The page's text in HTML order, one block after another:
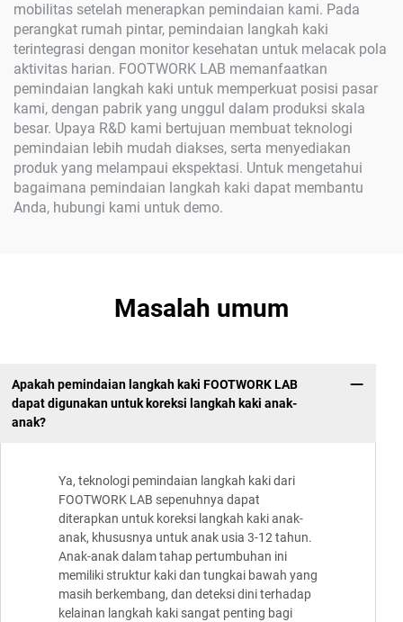
mobilitas setelah menerapkan pemindaian kami. Pada
perangkat rumah pintar, pemindaian langkah kaki
terintegrasi dengan monitor kesehatan untuk melacak pola
aktivitas harian. FOOTWORK LAB memanfaatkan
pemindaian langkah kaki untuk memperkuat posisi pasar
kami, dengan pabrik yang unggul dalam produksi skala
besar. Upaya R&D kami bertujuan membuat teknologi
pemindaian lebih mudah diakses, serta menyediakan
produk yang melampaui ekspektasi. Untuk mengetahui
bagaimana pemindaian langkah kaki dapat membantu
Anda, hubungi kami untuk demo.
Masalah umum
Apakah pemindaian langkah kaki FOOTWORK LAB
dapat digunakan untuk koreksi langkah kaki anak-
anak?
Ya, teknologi pemindaian langkah kaki dari
FOOTWORK LAB sepenuhnya dapat
diterapkan untuk koreksi langkah kaki anak-
anak, khususnya untuk anak usia 3-12 tahun.
Anak-anak dalam tahap pertumbuhan ini
memiliki struktur kaki dan tungkai bawah yang
masih berkembang, dan deteksi dini terhadap
kelainan langkah kaki sangat penting bagi